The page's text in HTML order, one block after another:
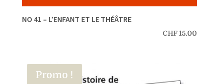
NO 41 – L’ENFANT ET LE THÉÂTRE
CHF15.00
Promo !